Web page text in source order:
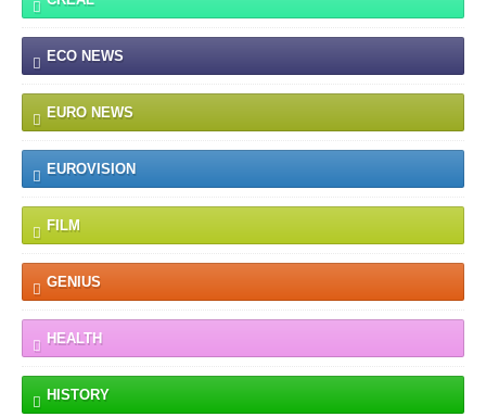
ECO NEWS
EURO NEWS
EUROVISION
FILM
GENIUS
HEALTH
HISTORY